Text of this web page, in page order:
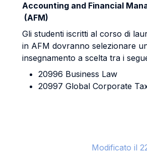
Accounting and Financial
(AFM)
Gli studenti iscritti al corso di
in AFM dovranno selezionare
insegnamento a scelta tra i
20996 Business Law
20997 Global Corporate
Modificato il